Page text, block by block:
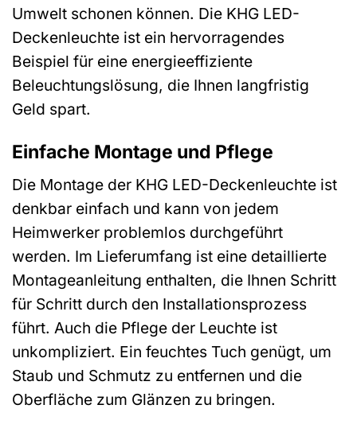
Umwelt schonen können. Die KHG LED-
Deckenleuchte ist ein hervorragendes
Beispiel für eine energieeffiziente
Beleuchtungslösung, die Ihnen langfristig
Geld spart.
Einfache Montage und Pflege
Die Montage der KHG LED-Deckenleuchte ist
denkbar einfach und kann von jedem
Heimwerker problemlos durchgeführt
werden. Im Lieferumfang ist eine detaillierte
Montageanleitung enthalten, die Ihnen Schritt
für Schritt durch den Installationsprozess
führt. Auch die Pflege der Leuchte ist
unkompliziert. Ein feuchtes Tuch genügt, um
Staub und Schmutz zu entfernen und die
Oberfläche zum Glänzen zu bringen.